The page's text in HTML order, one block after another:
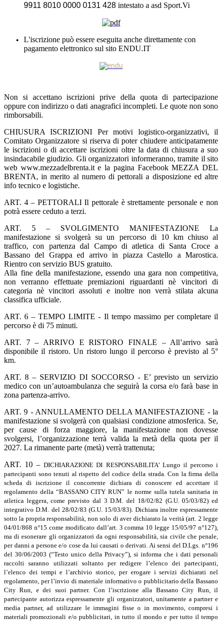
9911 8010 0000 0131 428 intestato a asd Sport.Vi
L'iscrizione può essere eseguita anche direttamente con
pagamento elettronico sul sito ENDU.IT
Non si accettano iscrizioni prive della quota di partecipazione
oppure con indirizzo o dati anagrafici incompleti. Le quote non sono
rimborsabili.
CHIUSURA ISCRIZIONI Per motivi logistico-organizzativi, il
Comitato Organizzatore si riserva di poter chiudere anticipatamente
le iscrizioni o di accettare iscrizioni oltre la data di chiusura a suo
insindacabile giudizio. Gli organizzatori informeranno, tramite il sito
web www.mezzadelbrenta.it e la pagina Facebook MEZZA DEL
BRENTA, in merito al numero di pettorali a disposizione ed altre
info tecnico e logistiche.
ART. 4 – PETTORALI Il pettorale è strettamente personale e non
potrà essere ceduto a terzi.
ART. 5 – SVOLGIMENTO MANIFESTAZIONE La
manifestazione si svolgerà su un percorso di 10 km chiuso al
traffico, con partenza dal Campo di atletica di Santa Croce a
Bassano del Grappa ed arrivo in piazza Castello a Marostica.
Rientro con servizio BUS gratuito.
Alla fine della manifestazione, essendo una gara non competitiva,
non verranno effettuate premiazioni riguardanti nè vincitori di
categoria nè vincitori assoluti e inoltre non verrà stilata alcuna
classifica ufficiale.
ART. 6 – TEMPO LIMITE - Il tempo massimo per completare il
percorso è di 75 minuti.
ART. 7 – ARRIVO E RISTORO FINALE – All’arrivo sarà
disponibile il ristoro. Un ristoro lungo il percorso è previsto al 5°
km.
ART. 8 – SERVIZIO DI SOCCORSO - E’ previsto un servizio
medico con un’autoambulanza che seguirà la corsa e/o farà base in
zona partenza-arrivo.
ART. 9 - ANNULLAMENTO DELLA MANIFESTAZIONE - la
manifestazione si svolgerà con qualsiasi condizione atmosferica. Se,
per cause di forza maggiore, la manifestazione non dovesse
svolgersi, l’organizzazione terrà valida la metà della quota per il
2027. La rimanente parte (metà) verrà trattenuta;
ART. 10 –DICHIARAZIONE DI RESPONSABILITA’ Lungo il percorso i
partecipanti sono tenuti al rispetto del codice della strada. Con la firma della
scheda di iscrizione il concorrente dichiara di conoscere ed accettare il
regolamento della “BASSANO CITY RUN” le norme sulla tutela sanitaria in
atletica leggera, come previsto dal 3 D.M. del 18/02/82 (G.U. 05/03/82) ed
integrativo D.M. del 28/02/83 (G.U. 15/03/83). Dichiara inoltre espressamente
sotto la propria responsabilità, non solo di aver dichiarato la verità (art. 2 legge
04/01/868 n°15 come modificato dall’art. 3 comma 10 legge 15/05/97 n°127),
ma di esonerare gli organizzatori da ogni responsabilità, sia civile che penale,
per danni a persone e/o cose da lui causati o derivati. Ai sensi del D.Lgs. n°196
del 30/06/2003 (“Testo unico della Privacy”), si informa che i dati personali
raccolti saranno utilizzati soltanto per redigere l’elenco dei partecipanti,
l’elenco dei tempi e l’archivio storico, per erogare i servizi dichiarati nel
regolamento, per l’invio di materiale informativo o pubblicitario della Bassano
City Run, e dei suoi partner. Con l’iscrizione alla Bassano City Run, il
partecipante autorizza espressamente gli organizzatori, unitamente a partner e
media partner, ad utilizzare le immagini fisse o in movimento, compresi i
materiali promozionali e/o pubblicitari, in tutto il mondo e per tutto il tempo